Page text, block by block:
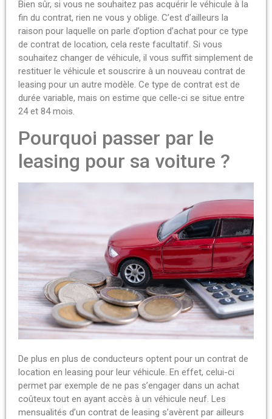
Bien sûr, si vous ne souhaitez pas acquérir le véhicule à la
fin du contrat, rien ne vous y oblige. C’est d’ailleurs la
raison pour laquelle on parle d’option d’achat pour ce type
de contrat de location, cela reste facultatif. Si vous
souhaitez changer de véhicule, il vous suffit simplement de
restituer le véhicule et souscrire à un nouveau contrat de
leasing pour un autre modèle. Ce type de contrat est de
durée variable, mais on estime que celle-ci se situe entre
24 et 84 mois.
Pourquoi passer par le
leasing pour sa voiture ?
De plus en plus de conducteurs optent pour un contrat de
location en leasing pour leur véhicule. En effet, celui-ci
permet par exemple de ne pas s’engager dans un achat
coûteux tout en ayant accès à un véhicule neuf. Les
mensualités d’un contrat de leasing s’avèrent par ailleurs